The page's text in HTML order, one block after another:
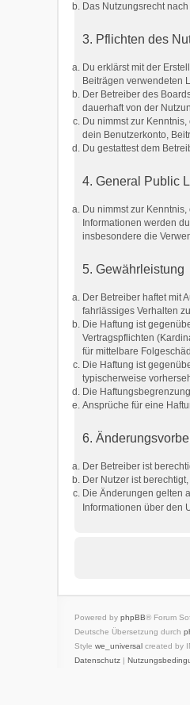
Das Nutzungsrecht
3. Pflichten des
Du erklärst mit der
Beiträgen verwendeten
Der Betreiber des
dauerhaft von der
Du nimmst zur
dein Benutzerkonto,
Du gestattest dem
4. General Public
Du nimmst zur
Informationen werden
insbesondere die
5. Gewährleistung
Der Betreiber haftet mit
fahrlässiges Verhalten
Die Haftung ist
Vertragspflichten
für mittelbare
Die Haftung ist
typischerweise
Die
Ansprüche für eine
6.
Der Betreiber ist
Der Nutzer ist
Die Änderungen gelten
Informationen über den
Powered by phpBB® Forum
Deutsche Übersetzung durch
Style we_universal created by
Datenschutz |